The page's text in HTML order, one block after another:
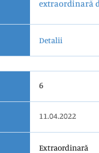
extraordinară
Detalii
6
11.04.2022
Extraordinară